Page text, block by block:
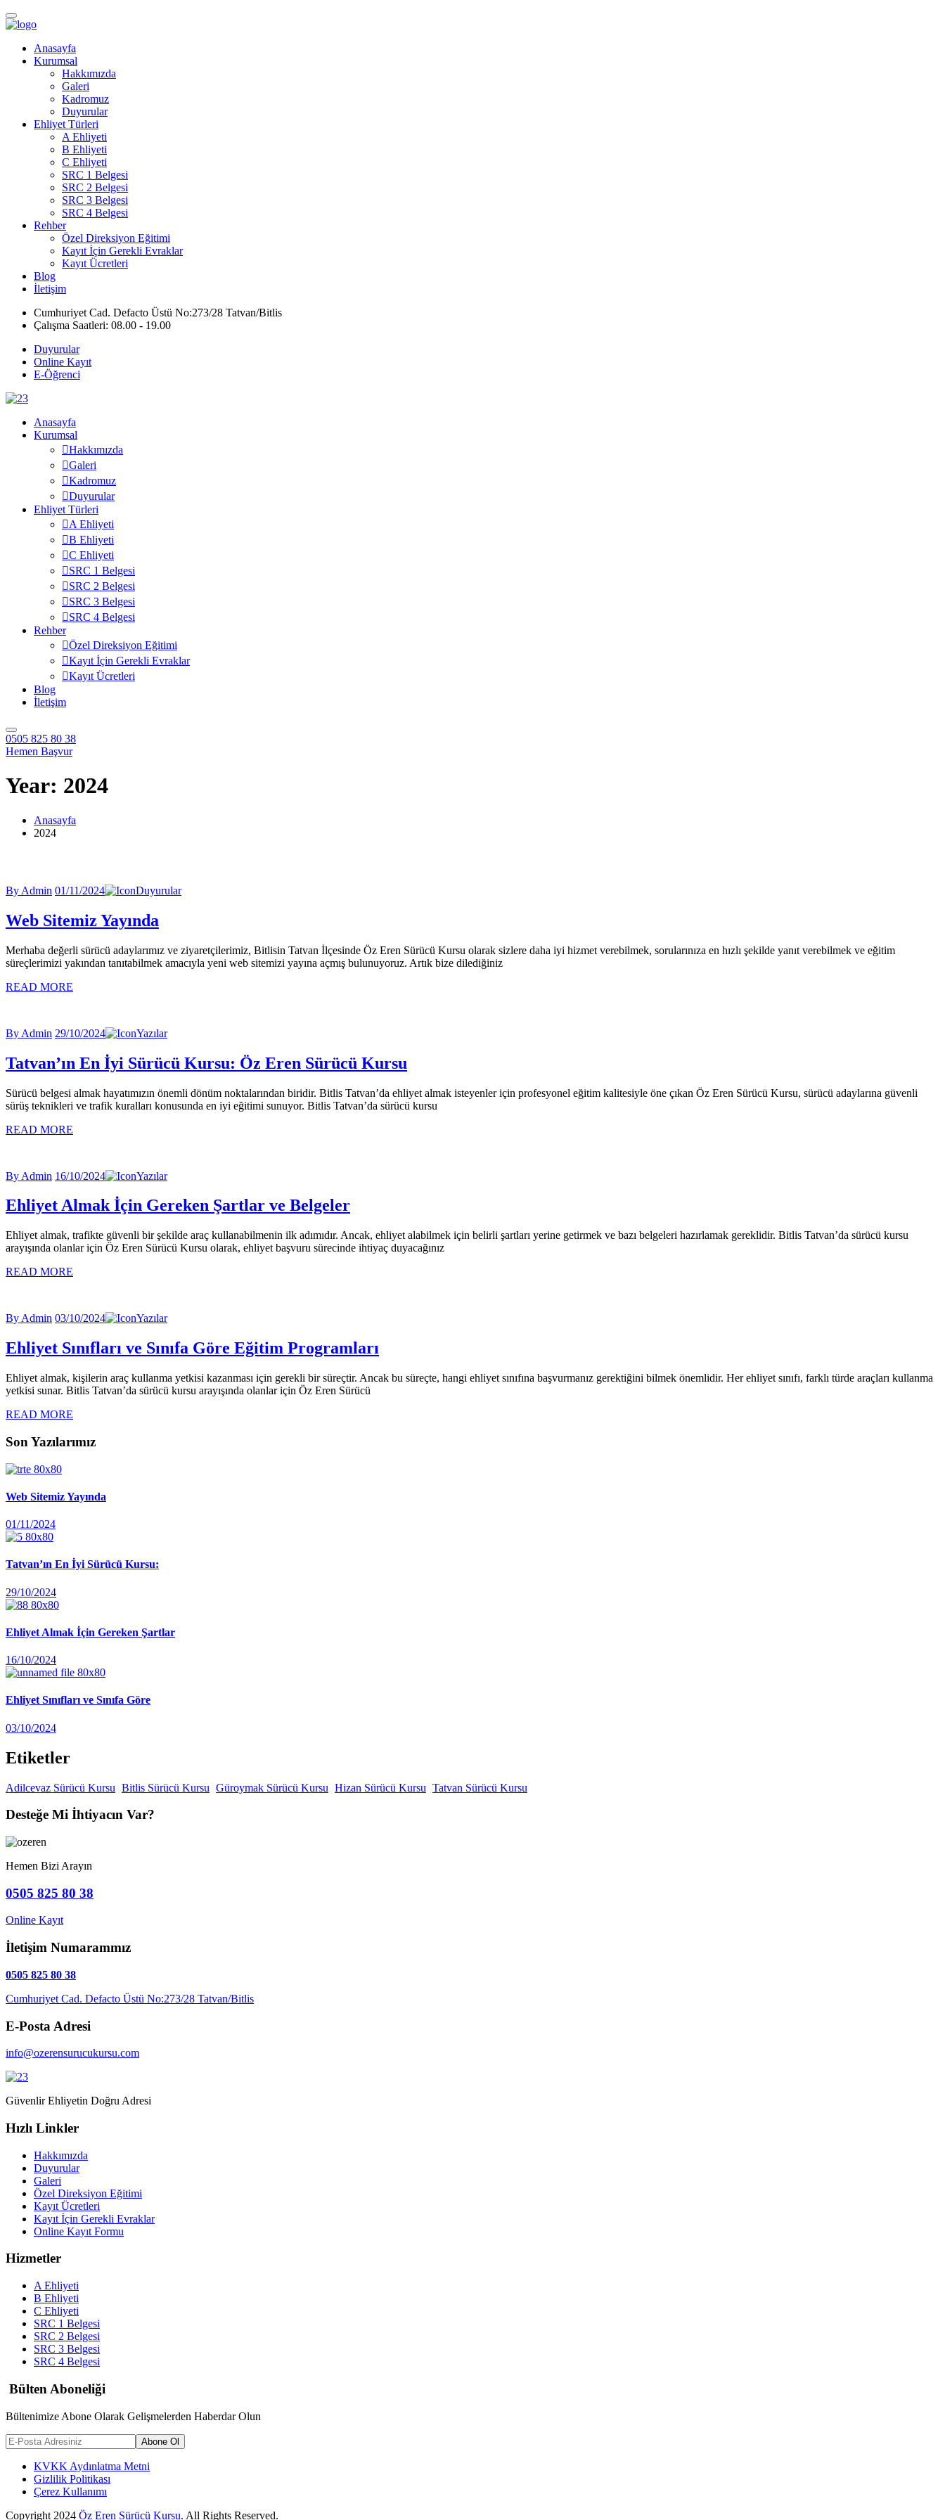
Anasayfa
Kurumsal
Hakkımızda
Galeri
Kadromuz
Duyurular
Ehliyet Türleri
A Ehliyeti
B Ehliyeti
C Ehliyeti
SRC 1 Belgesi
SRC 2 Belgesi
SRC 3 Belgesi
SRC 4 Belgesi
Rehber
Özel Direksiyon Eğitimi
Kayıt İçin Gerekli Evraklar
Kayıt Ücretleri
Blog
İletişim
Cumhuriyet Cad. Defacto Üstü No:273/28 Tatvan/Bitlis
Çalışma Saatleri: 08.00 - 19.00
Duyurular
Online Kayıt
E-Öğrenci
Anasayfa
Kurumsal
Hakkımızda
Galeri
Kadromuz
Duyurular
Ehliyet Türleri
A Ehliyeti
B Ehliyeti
C Ehliyeti
SRC 1 Belgesi
SRC 2 Belgesi
SRC 3 Belgesi
SRC 4 Belgesi
Rehber
Özel Direksiyon Eğitimi
Kayıt İçin Gerekli Evraklar
Kayıt Ücretleri
Blog
İletişim
0505 825 80 38
Hemen Başvur
Year: 2024
Anasayfa
2024
By Admin 01/11/2024 Duyurular
Web Sitemiz Yayında
Merhaba değerli sürücü adaylarımız ve ziyaretçilerimiz, Bitlisin Tatvan İlçesinde Öz Eren Sürücü Kursu olarak sizlere daha iyi hizmet verebilmek, sorularınıza en hızlı şekilde yanıt verebilmek ve eğitim
süreçlerimizi yakından tanıtabilmek amacıyla yeni web sitemizi yayına açmış bulunuyoruz. Artık bize dilediğiniz
READ MORE
By Admin 29/10/2024 Yazılar
Tatvan’ın En İyi Sürücü Kursu: Öz Eren Sürücü Kursu
Sürücü belgesi almak hayatımızın önemli dönüm noktalarından biridir. Bitlis Tatvan’da ehliyet almak isteyenler için profesyonel eğitim kalitesiyle öne çıkan Öz Eren Sürücü Kursu, sürücü adaylarına güvenli
sürüş teknikleri ve trafik kuralları konusunda en iyi eğitimi sunuyor. Bitlis Tatvan’da sürücü kursu
READ MORE
By Admin 16/10/2024 Yazılar
Ehliyet Almak İçin Gereken Şartlar ve Belgeler
Ehliyet almak, trafikte güvenli bir şekilde araç kullanabilmenin ilk adımıdır. Ancak, ehliyet alabilmek için belirli şartları yerine getirmek ve bazı belgeleri hazırlamak gereklidir. Bitlis Tatvan’da sürücü kursu
arayışında olanlar için Öz Eren Sürücü Kursu olarak, ehliyet başvuru sürecinde ihtiyaç duyacağınız
READ MORE
By Admin 03/10/2024 Yazılar
Ehliyet Sınıfları ve Sınıfa Göre Eğitim Programları
Ehliyet almak, kişilerin araç kullanma yetkisi kazanması için gerekli bir süreçtir. Ancak bu süreçte, hangi ehliyet sınıfına başvurmanız gerektiğini bilmek önemlidir. Her ehliyet sınıfı, farklı türde araçları kullanma
yetkisi sunar. Bitlis Tatvan’da sürücü kursu arayışında olanlar için Öz Eren Sürücü
READ MORE
Son Yazılarımız
Web Sitemiz Yayında
01/11/2024
Tatvan’ın En İyi Sürücü Kursu:
29/10/2024
Ehliyet Almak İçin Gereken Şartlar
16/10/2024
Ehliyet Sınıfları ve Sınıfa Göre
03/10/2024
Etiketler
Adilcevaz Sürücü Kursu Bitlis Sürücü Kursu Güroymak Sürücü Kursu Hizan Sürücü Kursu Tatvan Sürücü Kursu
Desteğe Mi İhtiyacın Var?
Hemen Bizi Arayın
0505 825 80 38
Online Kayıt
İletişim Numarammız
0505 825 80 38
Cumhuriyet Cad. Defacto Üstü No:273/28 Tatvan/Bitlis
E-Posta Adresi
info@ozerensurucukursu.com
Güvenlir Ehliyetin Doğru Adresi
Hızlı Linkler
Hakkımızda
Duyurular
Galeri
Özel Direksiyon Eğitimi
Kayıt Ücretleri
Kayıt İçin Gerekli Evraklar
Online Kayıt Formu
Hizmetler
A Ehliyeti
B Ehliyeti
C Ehliyeti
SRC 1 Belgesi
SRC 2 Belgesi
SRC 3 Belgesi
SRC 4 Belgesi
Bülten Aboneliği
Bültenimize Abone Olarak Gelişmelerden Haberdar Olun
Abone Ol
KVKK Aydınlatma Metni
Gizlilik Politikası
Çerez Kullanımı
Copyright 2024 Öz Eren Sürücü Kursu. All Rights Reserved.